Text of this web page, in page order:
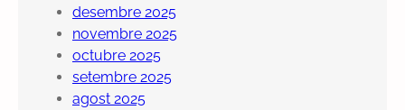
desembre 2025
novembre 2025
octubre 2025
setembre 2025
agost 2025